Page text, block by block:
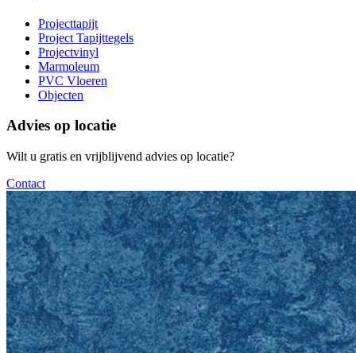
Projecttapijt
Project Tapijttegels
Projectvinyl
Marmoleum
PVC Vloeren
Objecten
Advies op locatie
Wilt u gratis en vrijblijvend advies op locatie?
Contact